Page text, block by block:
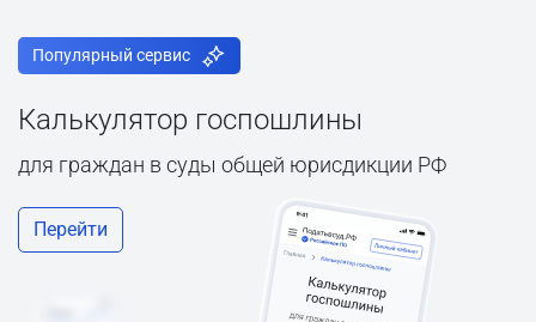
Популярный сервис
Калькулятор госпошлины
для граждан в суды общей юрисдикции РФ
Перейти